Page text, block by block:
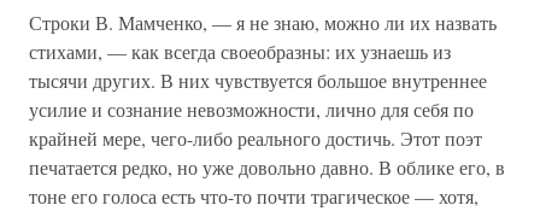
Строки В. Мамченко, — я не знаю, можно ли их назвать
стихами, — как всегда своеобразны: их узнаешь из
тысячи других. В них чувствуется большое внутреннее
усилие и сознание невозможности, лично для себя по
крайней мере, чего-либо реального достичь. Этот поэт
печатается редко, но уже довольно давно. В облике его, в
тоне его голоса есть что-то почти трагическое — хотя,